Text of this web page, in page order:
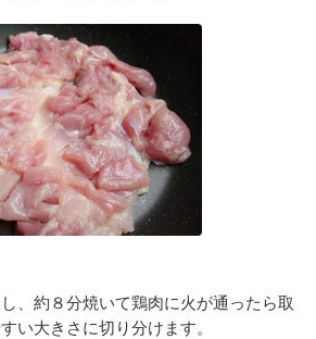
、約８分焼いて鶏肉に火が通ったら取
い大きさに切り分けます。